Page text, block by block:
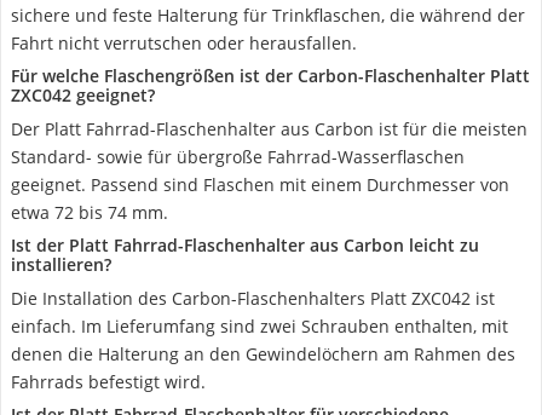
sichere und feste Halterung für Trinkflaschen, die während der
Fahrt nicht verrutschen oder herausfallen.
Für welche Flaschengrößen ist der Carbon-Flaschenhalter Platt
ZXC042 geeignet?
Der Platt Fahrrad-Flaschenhalter aus Carbon ist für die meisten
Standard- sowie für übergroße Fahrrad-Wasserflaschen
geeignet. Passend sind Flaschen mit einem Durchmesser von
etwa 72 bis 74 mm.
Ist der Platt Fahrrad-Flaschenhalter aus Carbon leicht zu
installieren?
Die Installation des Carbon-Flaschenhalters Platt ZXC042 ist
einfach. Im Lieferumfang sind zwei Schrauben enthalten, mit
denen die Halterung an den Gewindelöchern am Rahmen des
Fahrrads befestigt wird.